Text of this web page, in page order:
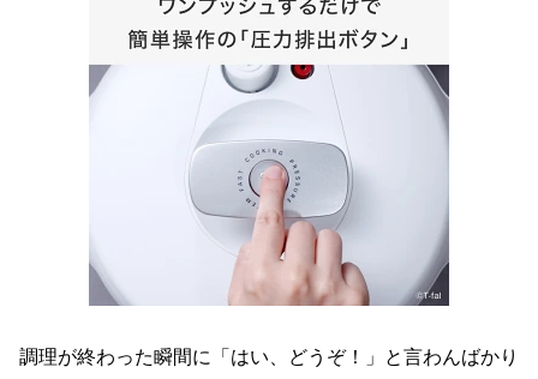
調理が終わった瞬間に「はい、どうぞ！」と言わんばかり